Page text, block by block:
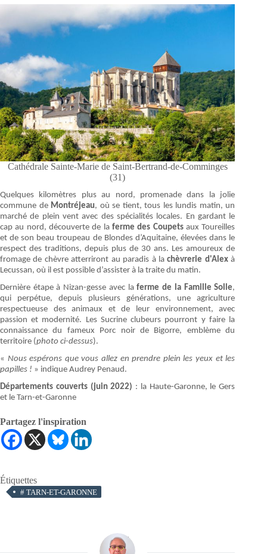
Cathédrale Sainte-Marie de Saint-Bertrand-de-Comminges
(31)
Quelques kilomètres plus au nord, promenade dans la jolie
commune de Montréjeau, où se tient, tous les lundis matin, un
marché de plein vent avec des spécialités locales. En gardant le
cap au nord, découverte de la ferme des Coupets aux Toureilles
et de son beau troupeau de Blondes d’Aquitaine, élevées dans le
respect des traditions, depuis plus de 30 ans. Les amoureux de
fromage de chèvre atterriront au paradis à lachèvrerie d'Alexà
Lecussan, où il est possible d’assister à la traite du matin.
Dernière étape à Nizan-gesse avec laferme de la Famille Solle,
qui perpétue, depuis plusieurs générations, une agriculture
respectueuse des animaux et de leur environnement, avec
passion et modernité. Les Sucrine clubeurs pourront y faire la
connaissance du fameux Porc noir de Bigorre, emblème du
territoire (photo ci-dessus).
« Nous espérons que vous allez en prendre plein les yeux et les
papilles ! » indique Audrey Penaud.
Départements couverts (juin 2022) : la Haute-Garonne, le Gers
et le Tarn-et-Garonne
Partagez l'inspiration
Étiquettes
# TARN-ET-GARONNE